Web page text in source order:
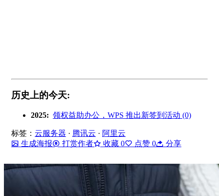
历史上的今天:
2025: 领权益助办公，WPS 推出新签到活动 (0)
标签： 云服务器 · 腾讯云 · 阿里云
生成海报
打赏作者 收藏 0 点赞 0 分享